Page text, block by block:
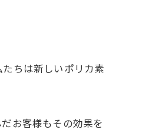
ちは新しいポリカ素
お客様もその効果を